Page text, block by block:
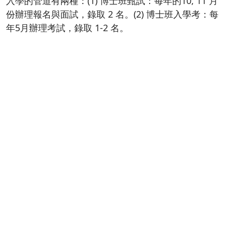
份辦理報名與面試，錄取 2 名。(2) 博士班入學考：每
年5月辦理考試，錄取 1-2 名。